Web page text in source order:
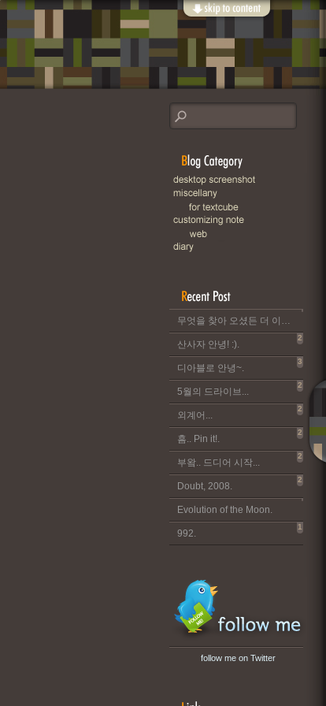
무엇을 찾아 오셨든 더 이상 이 블로그는 운영되지 않습니다..
산사자 안녕! :).
2
디아블로 안녕~.
3
5월의 드라이브...
2
외계어...
2
흠.. Pin it!.
2
부왘.. 드디어 시작...
2
Doubt, 2008.
2
Evolution of the Moon.
992.
1
follow me on Twitter